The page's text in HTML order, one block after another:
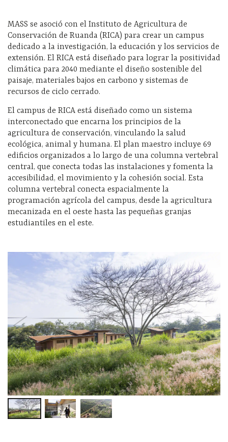
MASS se asoció con el Instituto de Agricultura de
Conservación de Ruanda (RICA) para crear un campus
dedicado a la investigación, la educación y los servicios de
extensión. El RICA está diseñado para lograr la positividad
climática para 2040 mediante el diseño sostenible del
paisaje, materiales bajos en carbono y sistemas de
recursos de ciclo cerrado.
El campus de RICA está diseñado como un sistema
interconectado que encarna los principios de la
agricultura de conservación, vinculando la salud
ecológica, animal y humana. El plan maestro incluye 69
edificios organizados a lo largo de una columna vertebral
central, que conecta todas las instalaciones y fomenta la
accesibilidad, el movimiento y la cohesión social. Esta
columna vertebral conecta espacialmente la
programación agrícola del campus, desde la agricultura
mecanizada en el oeste hasta las pequeñas granjas
estudiantiles en el este.